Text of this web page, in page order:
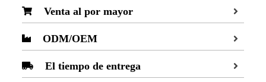
Venta al por mayor
ODM/OEM
El tiempo de entrega